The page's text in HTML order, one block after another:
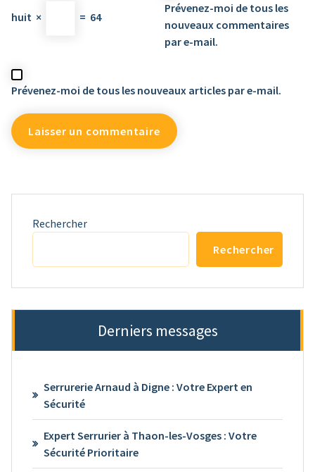
huit × = 64
Prévenez-moi de tous les
nouveaux commentaires
par e-mail.
Prévenez-moi de tous les nouveaux articles par e-mail.
Rechercher
Rechercher
Derniers messages
Serrurerie Arnaud à Digne : Votre Expert en
Sécurité
Expert Serrurier à Thaon-les-Vosges : Votre
Sécurité Prioritaire